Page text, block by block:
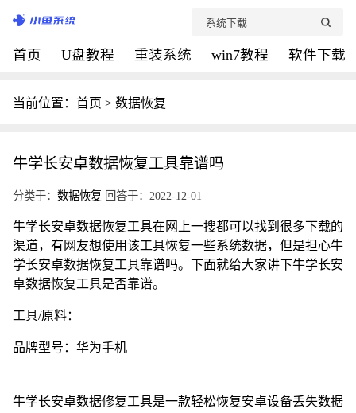
首页 U盘教程 重装系统 win7教程 软件下载
当前位置： 首页 > 数据恢复
牛学长安卓数据恢复工具靠谱吗
分类于： 数据恢复 回答于：2022-12-01
牛学长安卓数据恢复工具在网上一搜都可以找到很多下载的
渠道，有网友想使用该工具恢复一些系统数据，但是担心牛
学长安卓数据恢复工具靠谱吗。下面就给大家讲下牛学长安
卓数据恢复工具是否靠谱。
工具/原料：
品牌型号：华为手机
牛学长安卓数据修复工具是一款轻松恢复安卓设备丢失数据